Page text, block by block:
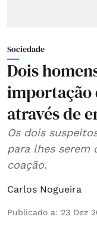
Sociedade
Dois
importação
através de
Os dois
para lhes serem
coação.
Carlos Nogueira
Publicado a: 23 Dez